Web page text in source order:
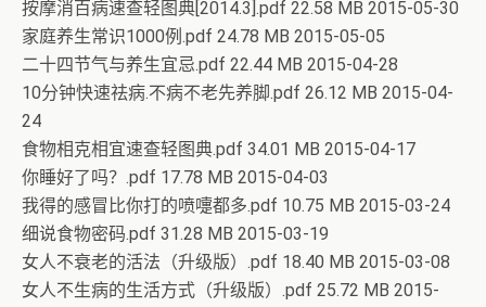
按摩消百病速查轻图典[2014.3].pdf 22.58 MB 2015-05-30
家庭养生常识1000例.pdf 24.78 MB 2015-05-05
二十四节气与养生宜忌.pdf 22.44 MB 2015-04-28
10分钟快速祛病.不病不老先养脚.pdf 26.12 MB 2015-04-
24
食物相克相宜速查轻图典.pdf 34.01 MB 2015-04-17
你睡好了吗？.pdf 17.78 MB 2015-04-03
我得的感冒比你打的喷嚏都多.pdf 10.75 MB 2015-03-24
细说食物密码.pdf 31.28 MB 2015-03-19
女人不衰老的活法（升级版）.pdf 18.40 MB 2015-03-08
女人不生病的生活方式（升级版）.pdf 25.72 MB 2015-